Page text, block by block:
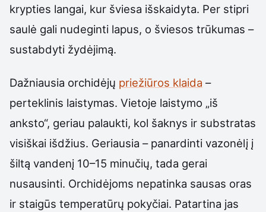
krypties langai, kur šviesa išskaidyta. Per stipri
saulė gali nudeginti lapus, o šviesos trūkumas –
sustabdyti žydėjimą.
Dažniausia orchidėjų priežiūros klaida –
perteklinis laistymas. Vietoje laistymo „iš
anksto“, geriau palaukti, kol šaknys ir substratas
visiškai išdžius. Geriausia – panardinti vazonėlį į
šiltą vandenį 10–15 minučių, tada gerai
nusausinti. Orchidėjoms nepatinka sausas oras
ir staigūs temperatūrų pokyčiai. Patartina jas